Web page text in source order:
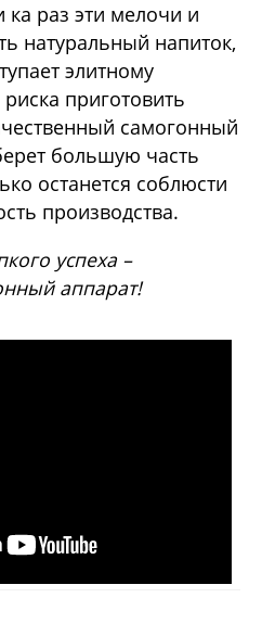
ка раз эти мелочи и
натуральный напиток,
элитному
приготовить
самогонный
большую часть
останется соблюсти
производства.
успеха –
аппарат!